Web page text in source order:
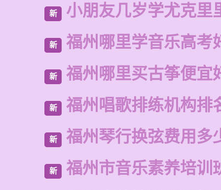
新 小朋友几岁学尤克里
新 福州哪里学音乐高考
新 福州哪里买古筝便宜
新 福州唱歌排练机构排
新 福州琴行换弦费用多
新 福州市音乐素养培训